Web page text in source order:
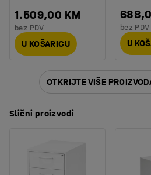
1.509,00 KM
bez PDV
U KOŠARICU
bez PDV
U
OTKRIJTE VIŠE
Slični proizvodi